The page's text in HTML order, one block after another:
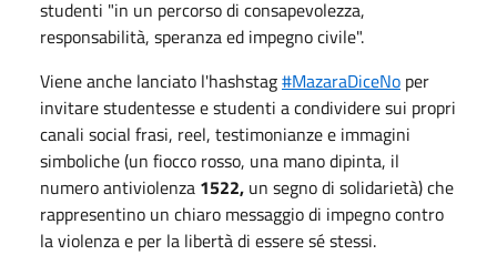
studenti "in un percorso di consapevolezza,
responsabilità, speranza ed impegno civile".
Viene anche lanciato l'hashstag#MazaraDiceNo per
invitare studentesse e studenti a condividere sui propri
canali social frasi, reel, testimonianze e immagini
simboliche (un fiocco rosso, una mano dipinta, il
numero antiviolenza 1522, un segno di solidarietà) che
rappresentino un chiaro messaggio di impegno contro
la violenza e per la libertà di essere sé stessi.